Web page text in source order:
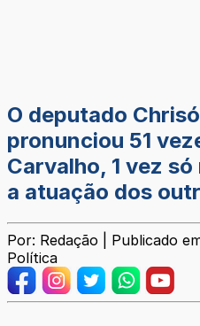
O deputado
pronunciou 51
Carvalho, 1 vez
a atuação dos
Por: Redação | Publicado
Política